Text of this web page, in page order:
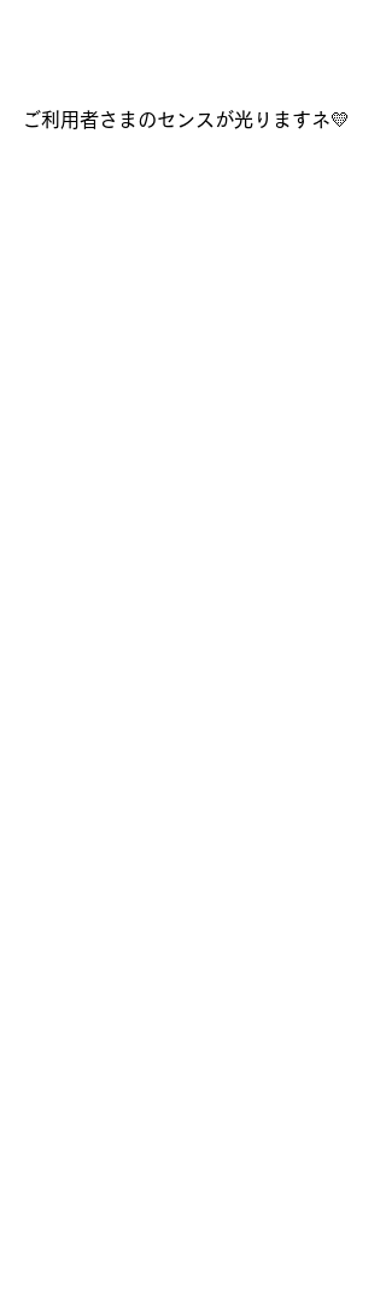
ご利用者さまのセンスが光りますネ💛